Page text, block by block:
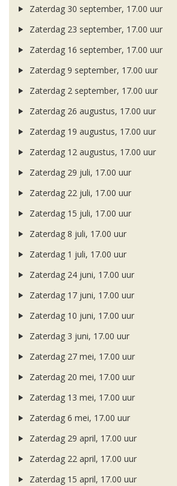
Zaterdag 30 september, 17.00 uur
Zaterdag 23 september, 17.00 uur
Zaterdag 16 september, 17.00 uur
Zaterdag 9 september, 17.00 uur
Zaterdag 2 september, 17.00 uur
Zaterdag 26 augustus, 17.00 uur
Zaterdag 19 augustus, 17.00 uur
Zaterdag 12 augustus, 17.00 uur
Zaterdag 29 juli, 17.00 uur
Zaterdag 22 juli, 17.00 uur
Zaterdag 15 juli, 17.00 uur
Zaterdag 8 juli, 17.00 uur
Zaterdag 1 juli, 17.00 uur
Zaterdag 24 juni, 17.00 uur
Zaterdag 17 juni, 17.00 uur
Zaterdag 10 juni, 17.00 uur
Zaterdag 3 juni, 17.00 uur
Zaterdag 27 mei, 17.00 uur
Zaterdag 20 mei, 17.00 uur
Zaterdag 13 mei, 17.00 uur
Zaterdag 6 mei, 17.00 uur
Zaterdag 29 april, 17.00 uur
Zaterdag 22 april, 17.00 uur
Zaterdag 15 april, 17.00 uur